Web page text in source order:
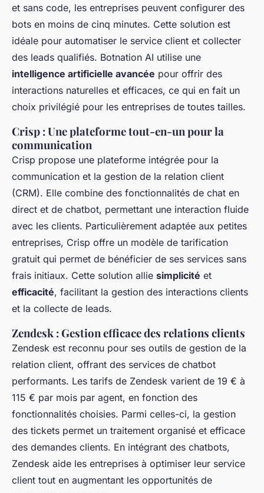
et sans code, les entreprises peuvent configurer des
bots en moins de cinq minutes. Cette solution est
idéale pour automatiser le service client et collecter
des leads qualifiés. Botnation AI utilise une
intelligence artificielle avancée pour offrir des
interactions naturelles et efficaces, ce qui en fait un
choix privilégié pour les entreprises de toutes tailles.
Crisp : Une plateforme tout-en-un pour la
communication
Crisp propose une plateforme intégrée pour la
communication et la gestion de la relation client
(CRM). Elle combine des fonctionnalités de chat en
direct et de chatbot, permettant une interaction fluide
avec les clients. Particulièrement adaptée aux petites
entreprises, Crisp offre un modèle de tarification
gratuit qui permet de bénéficier de ses services sans
frais initiaux. Cette solution allie simplicité et
efficacité, facilitant la gestion des interactions clients
et la collecte de leads.
Zendesk : Gestion efficace des relations clients
Zendesk est reconnu pour ses outils de gestion de la
relation client, offrant des services de chatbot
performants. Les tarifs de Zendesk varient de 19 € à
115 € par mois par agent, en fonction des
fonctionnalités choisies. Parmi celles-ci, la gestion
des tickets permet un traitement organisé et efficace
des demandes clients. En intégrant des chatbots,
Zendesk aide les entreprises à optimiser leur service
client tout en augmentant les opportunités de